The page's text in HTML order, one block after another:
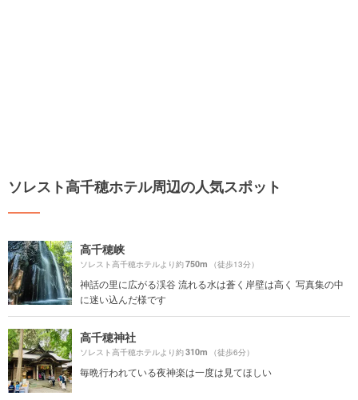
ソレスト高千穂ホテル周辺の人気スポット
高千穂峡
ソレスト高千穂ホテルより約750m （徒歩13分）
神話の里に広がる渓谷 流れる水は蒼く岸壁は高く 写真集の中
に迷い込んだ様です
高千穂神社
ソレスト高千穂ホテルより約310m （徒歩6分）
毎晩行われている夜神楽は一度は見てほしい